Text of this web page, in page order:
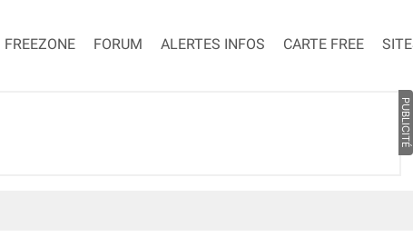
FREEZONE FORUM ALERTES INFOS CARTE FREE
PUBLICITÉ